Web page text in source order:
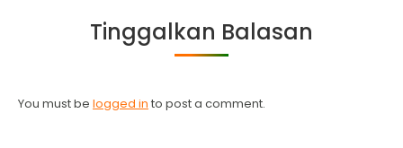
Tinggalkan Balasan
You must be logged in to post a comment.